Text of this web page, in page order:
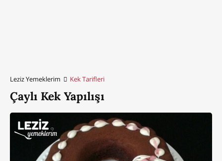
Leziz Yemeklerim Kek Tarifleri
Çaylı Kek Yapılışı